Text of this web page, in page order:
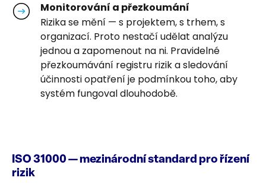
Monitorování a přezkoumání
Rizika se mění — s projektem, s trhem, s
organizací. Proto nestačí udělat analýzu
jednou a zapomenout na ni. Pravidelné
přezkoumávání registru rizik a sledování
účinnosti opatření je podmínkou toho, aby
systém fungoval dlouhodobě.
ISO 31000 — mezinárodní standard pro řízení
rizik